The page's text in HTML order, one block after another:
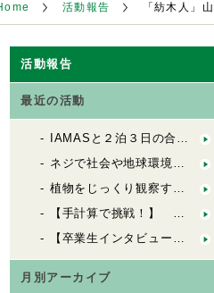
活動報告 「紡木人」
活動報告
最近の活動
IAMASと２泊３日の合同合宿！「FbSのためのデザインキャンプ」
ネジで社会や地球環境を良くする会社「シネジックさん」視察
植物をじっくり観察する「植物観察の基礎」
【手計算で挑戦！】 木造の許容応力度計算（２）
【卒業生インタビュー】 ６歳から100歳までの居場所を創る
月別アーカイブ